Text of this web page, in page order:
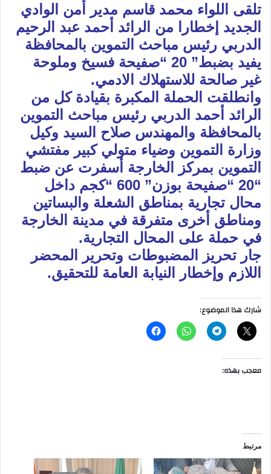
تلقى اللواء محمد قاسم مدير أمن الوادي
الجديد إخطارا من الرائد أحمد عبد الرحيم
الدربي رئيس مباحث التموين بالمحافظة
يفيد بضبط” 20 “صفيحة فسيخ وملوحة
غير صالحة للاستهلاك الادمي.
وانطلقت الحملة المكبرة بقيادة كل من
الرائد أحمد الدربي رئيس مباحث التموين
بالمحافظة والمهندس صلاح السيد وكيل
وزارة التموين وضياء متولي كبير مفتشي
التموين بمركز الخارجة أسفرت عن ضبط
“20 “صفيحة بوزن” 600 “كجم داخل
محال تجارية بمناطق الشعلة والبساتين
ومناطق أخرى متفرقة في مدينة الخارجة
في حملة على المحال التجارية.
جار تحريز المضبوطات وتحرير المحضر
اللازم وإخطار النيابة العامة للتحقيق.
شارك هذا الموضوع:
معجب بهذه:
مرتبط